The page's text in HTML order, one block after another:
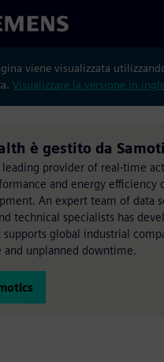
viene visualizzata
Visualizzare la versione in
è gestito da
leading provider of real-time
and energy efficiency
An expert team of data
technical specialists has
global industrial
and unplanned downtime.